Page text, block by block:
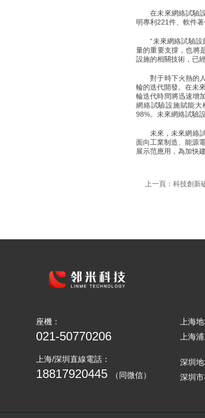
在未來網絡試驗設
明專利221件、軟件
“未來網絡試驗設施
量的重要支撐，也將
設施的相關技術，已
對于時下火熱的人
輪的迭代開發。在未
輪迭代時間將迅速增
網絡試驗設施賦能
98%。未來網絡試驗
未來，未來網絡試
面向工業制造、能源
展示范應用，為加快
上一頁：科技創
座機：
021-50770206
上海/深圳直線電話：
18817920445 （同微信）
上海
上海
深圳地
深圳